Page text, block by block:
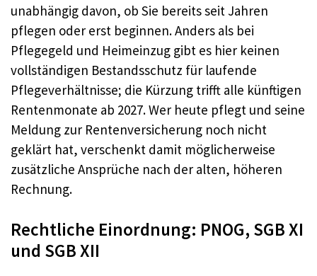
unabhängig davon, ob Sie bereits seit Jahren
pflegen oder erst beginnen. Anders als bei
Pflegegeld und Heimeinzug gibt es hier keinen
vollständigen Bestandsschutz für laufende
Pflegeverhältnisse; die Kürzung trifft alle künftigen
Rentenmonate ab 2027. Wer heute pflegt und seine
Meldung zur Rentenversicherung noch nicht
geklärt hat, verschenkt damit möglicherweise
zusätzliche Ansprüche nach der alten, höheren
Rechnung.
Rechtliche Einordnung: PNOG, SGB XI
und SGB XII